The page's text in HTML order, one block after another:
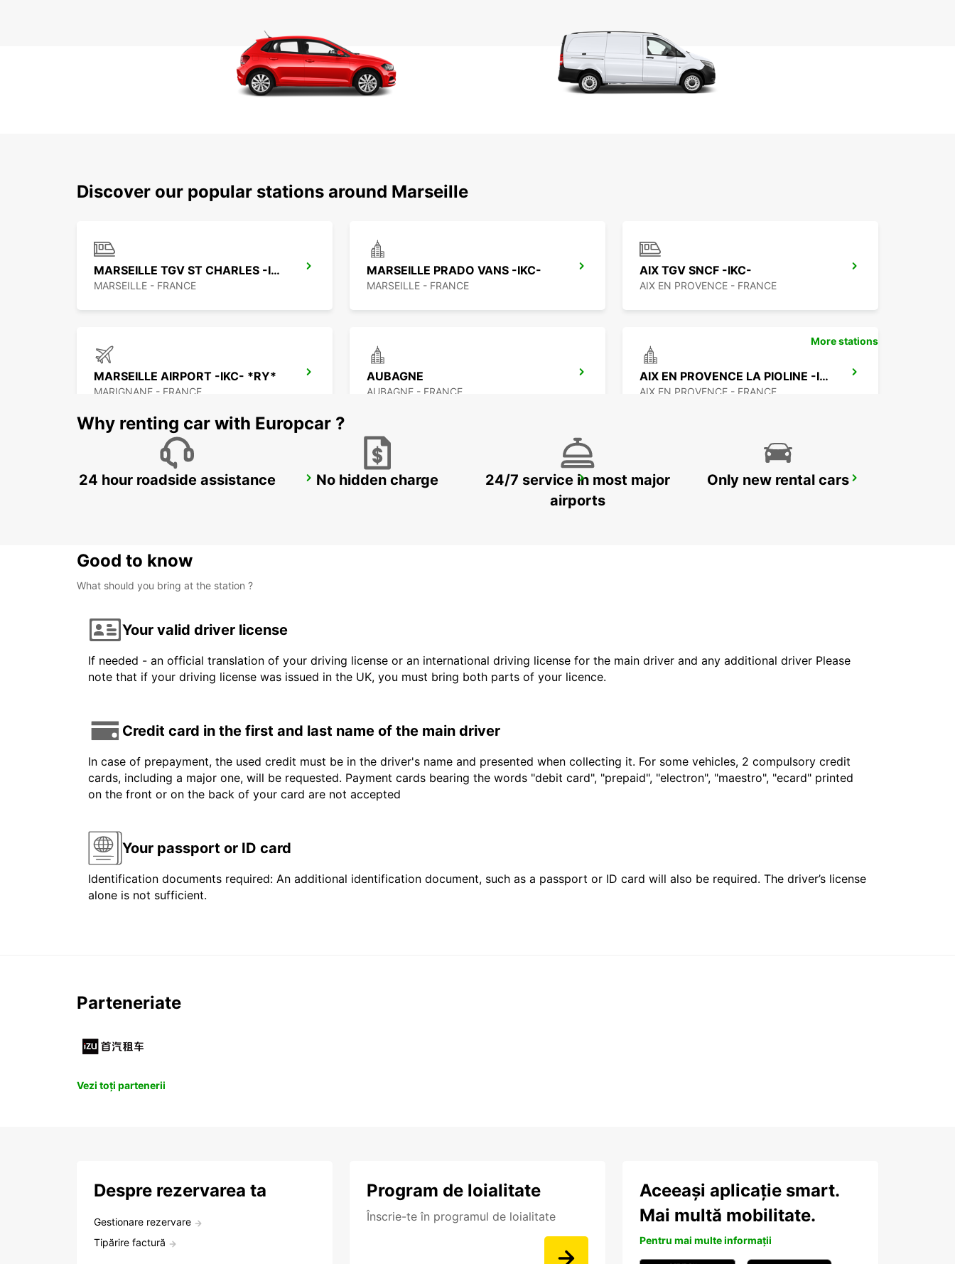
Discover our popular stations around Marseille
MARSEILLE TGV ST CHARLES -IKC-*RY*
MARSEILLE - FRANCE
MARSEILLE PRADO VANS -IKC-
MARSEILLE - FRANCE
AIX TGV SNCF -IKC-
AIX EN PROVENCE - FRANCE
MARSEILLE AIRPORT -IKC- *RY*
MARIGNANE - FRANCE
AUBAGNE
AUBAGNE - FRANCE
AIX EN PROVENCE LA PIOLINE -IKC-
AIX EN PROVENCE - FRANCE
AIX EN PROVENCE -IKC- LA CIOTAT MARTIGUES PORT DE BOUC
More stations
Why renting car with Europcar ?
24 hour roadside assistance No hidden charge
24/7 service in most major
airports
Only new rental cars
Good to know
What should you bring at the station ?
Your valid driver license
If needed - an official translation of your driving license or an international driving license for the main driver and any additional driver Please
note that if your driving license was issued in the UK, you must bring both parts of your licence.
Credit card in the first and last name of the main driver
In case of prepayment, the used credit must be in the driver's name and presented when collecting it. For some vehicles, 2 compulsory credit
cards, including a major one, will be requested. Payment cards bearing the words "debit card", "prepaid", "electron", "maestro", "ecard" printed
on the front or on the back of your card are not accepted
Your passport or ID card
Identification documents required: An additional identification document, such as a passport or ID card will also be required. The driver’s license
alone is not sufficient.
Parteneriate
Vezi toți partenerii
Despre rezervarea ta
Gestionare rezervare
Tipărire factură
Program de loialitate
Înscrie-te în programul de loialitate
Aceeași aplicație smart.
Mai multă mobilitate.
Pentru mai multe informații